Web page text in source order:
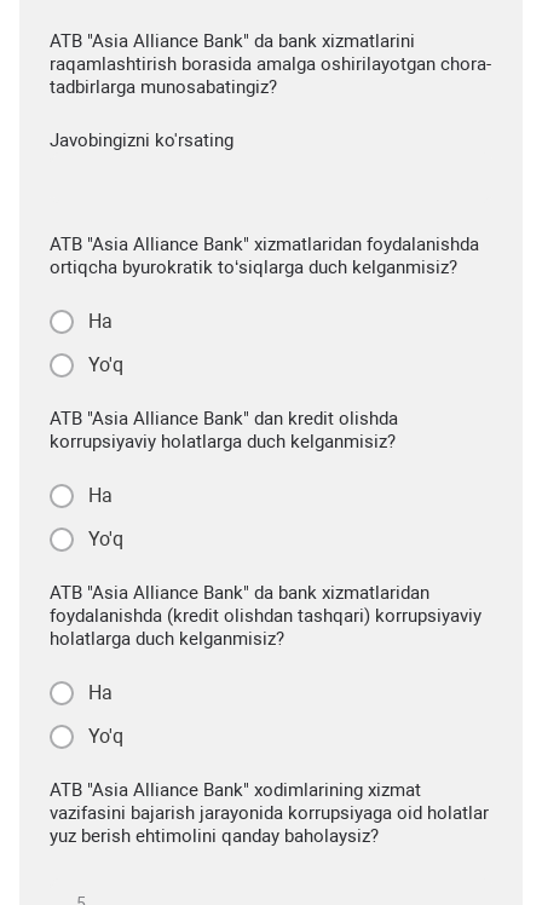
ATB "Asia Alliance Bank" da bank xizmatlarini
raqamlashtirish borasida amalga oshirilayotgan chora-
tadbirlarga munosabatingiz?
Javobingizni ko'rsating
ATB "Asia Alliance Bank" xizmatlaridan foydalanishda
ortiqcha byurokratik to‘siqlarga duch kelganmisiz?
Ha
Yo'q
ATB "Asia Alliance Bank" dan kredit olishda
korrupsiyaviy holatlarga duch kelganmisiz?
Ha
Yo'q
ATB "Asia Alliance Bank" da bank xizmatlaridan
foydalanishda (kredit olishdan tashqari) korrupsiyaviy
holatlarga duch kelganmisiz?
Ha
Yo'q
ATB "Asia Alliance Bank" xodimlarining xizmat
vazifasini bajarish jarayonida korrupsiyaga oid holatlar
yuz berish ehtimolini qanday baholaysiz?